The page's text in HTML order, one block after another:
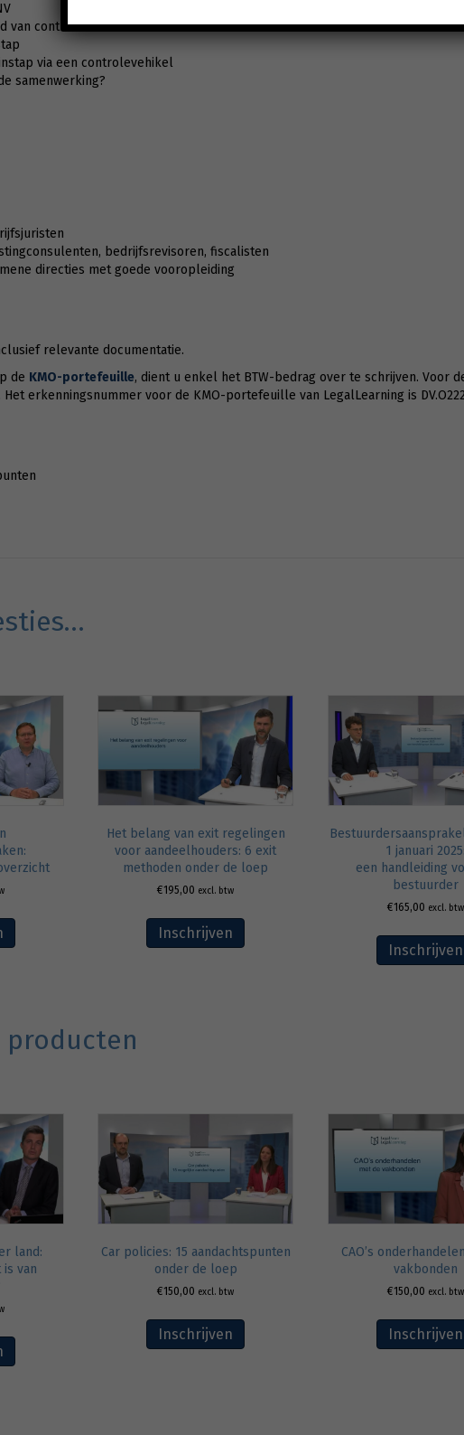
van controle
via een controlevehikel
samenwerking?
bedrijfsrevisoren, fiscalisten
directies met goede vooropleiding
relevante documentatie.
de KMO-portefeuille, dient u enkel het BTW-bedrag over te schrijven. Voor
erkenningsnummer voor de KMO-portefeuille van LegalLearning is
Het belang van exit regelingen
voor aandeelhouders: 6 exit
methoden onder de loep
€195,00 excl. btw
Inschrijven
1 januari 2025:
een handleiding
bestuurder
€165,00 excl. btw
Inschrijven
producten
land:
van
Car policies: 15 aandachtspunten
onder de loep
€150,00 excl. btw
Inschrijven
CAO’s
vakbonden
€150,00 excl. btw
Inschrijven